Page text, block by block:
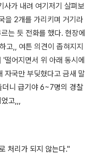
사가 내려 여기저기 살펴보
을 2개를 가리키며 거기라
는 듯 전화를 했다. 현장에
고,, 여튼 의견이 좁혀지지
떨어지면서 위 아래 동시에
자국만 부딪혔다고 금새 말
더니 급기야 6~7명의 경찰
고,,,
처리가 되지 않는다."